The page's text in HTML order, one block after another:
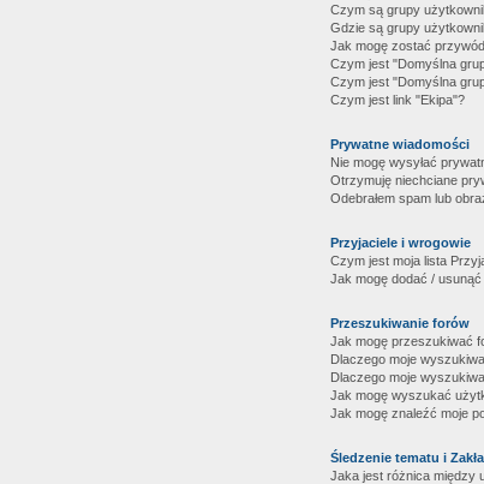
Czym są grupy
Gdzie są grupy
Jak mogę zostać
Czym jest "Domyślna
Czym jest "Domyślna
Czym jest link "Ekipa"?
Prywatne wiadomości
Nie mogę wysyłać
Otrzymuję niechciane
Odebrałem spam lub
Przyjaciele i wrogowie
Czym jest moja lista
Jak mogę dodać /
Przeszukiwanie forów
Jak mogę przeszukiwać
Dlaczego moje
Dlaczego moje
Jak mogę wyszukać
Jak mogę znaleźć moje
Śledzenie tematu i
Jaka jest różnica między